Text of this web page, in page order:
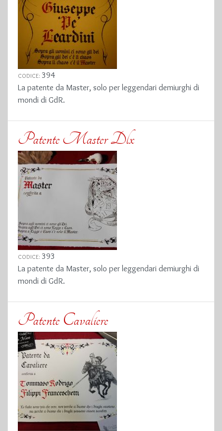
CODICE: 394
La patente da Master, solo per leggendari demiurghi di
mondi di GdR.
Patente Master Dlx
CODICE: 393
La patente da Master, solo per leggendari demiurghi di
mondi di GdR.
Patente Cavaliere